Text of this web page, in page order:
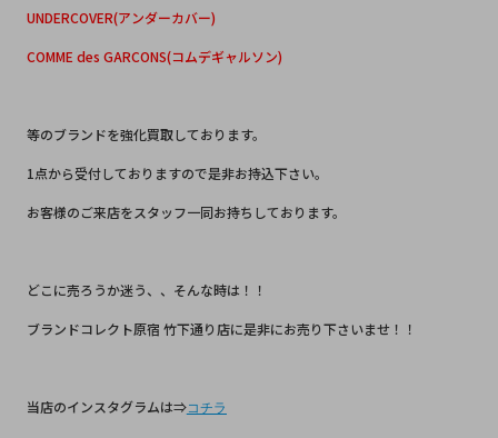
UNDERCOVER(アンダーカバー)
COMME des GARCONS(コムデギャルソン)
等のブランドを強化買取しております。
1点から受付しておりますので是非お持込下さい。
お客様のご来店をスタッフ一同お持ちしております。
どこに売ろうか迷う、、そんな時は！！
ブランドコレクト原宿 竹下通り店に是非にお売り下さいませ！！
当店のインスタグラムは⇒コチラ